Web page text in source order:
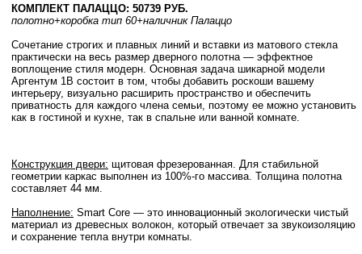
КОМПЛЕКТ ПАЛАЦЦО: 50739 РУБ.
полотно+коробка тип 60+наличник Палаццо
Сочетание строгих и плавных линий и вставки из матового стекла
практически на весь размер дверного полотна — эффектное
воплощение стиля модерн. Основная задача шикарной модели
Аргентум 1B состоит в том, чтобы добавить роскоши вашему
интерьеру, визуально расширить пространство и обеспечить
приватность для каждого члена семьи, поэтому ее можно установить
как в гостиной и кухне, так в спальне или ванной комнате.
Конструкция двери: щитовая фрезерованная. Для стабильной
геометрии каркас выполнен из 100%-го массива. Толщина полотна
составляет 44 мм.
Наполнение: Smart Core — это инновационный экологически чистый
материал из древесных волокон, который отвечает за звукоизоляцию
и сохранение тепла внутри комнаты.